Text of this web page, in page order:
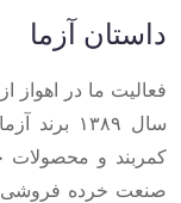
داستان آزما
سال
کمربند و محصولات